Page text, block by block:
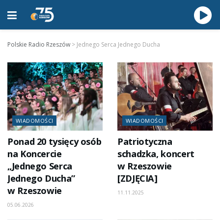
Polskie Radio Rzeszów > Jednego Serca Jednego Ducha
WIADOMOŚCI
Ponad 20 tysięcy osób
na Koncercie
„Jednego Serca
Jednego Ducha”
w Rzeszowie
05.06.2026
WIADOMOŚCI
Patriotyczna
schadzka, koncert
w Rzeszowie
[ZDJĘCIA]
11.11.2025